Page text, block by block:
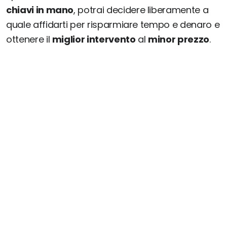
chiavi in mano, potrai decidere liberamente a
quale affidarti per risparmiare tempo e denaro e
ottenere il miglior intervento al minor prezzo.